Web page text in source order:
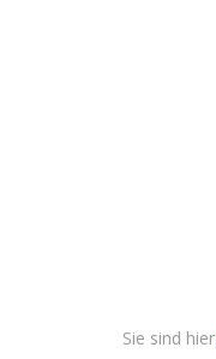
Sie sind hier: